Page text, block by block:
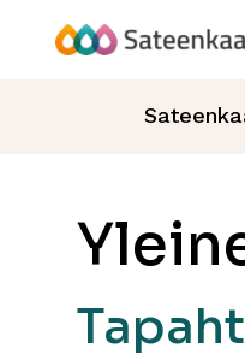
sisältöön